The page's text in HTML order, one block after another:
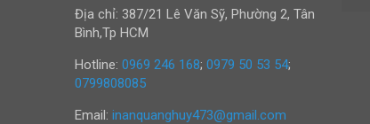
Địa chỉ: 387/21 Lê Văn Sỹ, Phường 2, Tân
Bình,Tp HCM
Hotline: 0969 246 168; 0979 50 53 54;
0799808085
Email: inanquanghuy473@gmail.com